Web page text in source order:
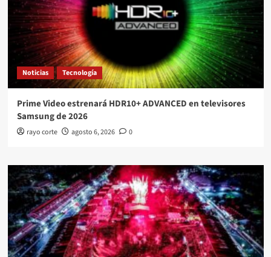
Noticias Tecnología
Prime Video estrenará HDR10+ ADVANCED en televisores
Samsung de 2026
rayo corte agosto 6, 2026 0